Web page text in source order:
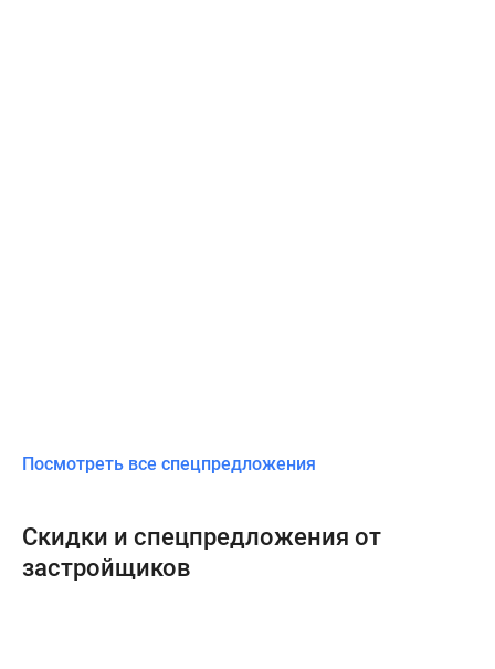
Посмотреть все спецпредложения
Скидки и спецпредложения от
застройщиков